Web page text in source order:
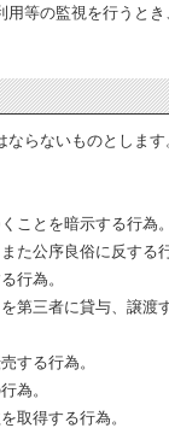
用等の監視を行うと
ならないものとします
ことを暗示する行為
た公序良俗に反する
行為。
第三者に貸与、譲渡
する行為。
為。
取得する行為。